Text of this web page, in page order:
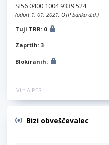
SI56 0400 1004 9339 524
(odprt 1. 01. 2021, OTP banka d.d.)
Tuji TRR: 0
Zaprtih: 3
Blokiranih:
Vir: AJPES
Bizi obveščevalec